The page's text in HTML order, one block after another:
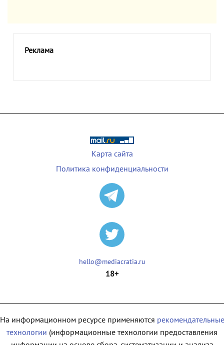
Реклама
Карта сайта
Политика конфиденциальности
hello@mediacratia.ru
18+
На информационном ресурсе применяются рекомендательные
технологии (информационные технологии предоставления